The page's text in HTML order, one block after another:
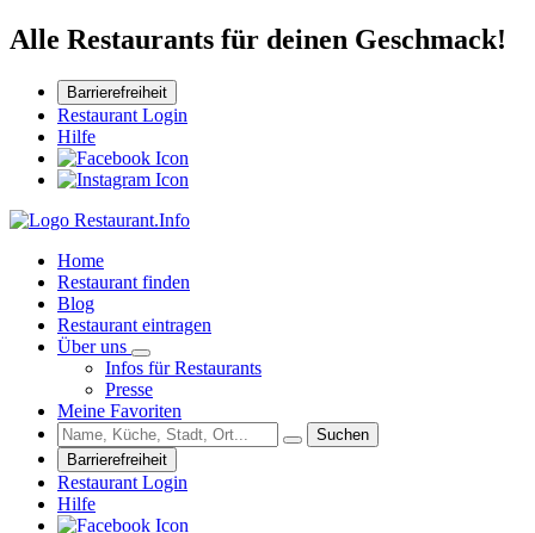
Alle Restaurants für deinen Geschmack!
Barrierefreiheit
Restaurant Login
Hilfe
Home
Restaurant finden
Blog
Restaurant eintragen
Über uns
Infos für Restaurants
Presse
Meine Favoriten
Suchen
Barrierefreiheit
Restaurant Login
Hilfe